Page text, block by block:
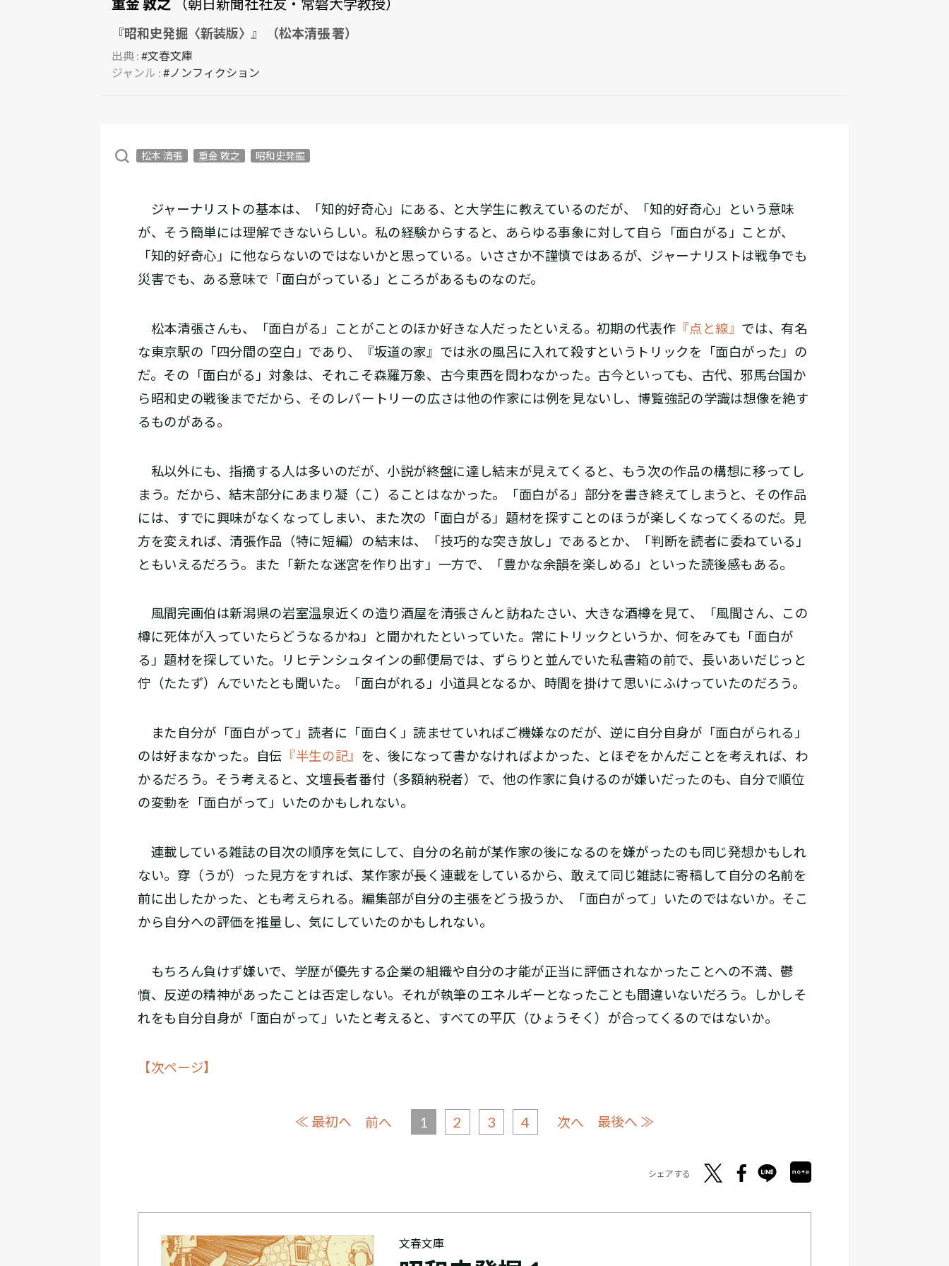
重金 敦之 （朝日新聞社社友・常磐大学教授）
『昭和史発掘〈新装版〉』 （松本清張 著）
出典 : #文春文庫
ジャンル : #ノンフィクション
松本 清張 重金 敦之 昭和史発掘
ジャーナリストの基本は、「知的好奇心」にある、と大学生に教えているのだが、「知的好奇心」という意味
が、そう簡単には理解できないらしい。私の経験からすると、あらゆる事象に対して自ら「面白がる」ことが、
「知的好奇心」に他ならないのではないかと思っている。いささか不謹慎ではあるが、ジャーナリストは戦争でも
災害でも、ある意味で「面白がっている」ところがあるものなのだ。
松本清張さんも、「面白がる」ことがことのほか好きな人だったといえる。初期の代表作 『点と線』 では、有名
な東京駅の「四分間の空白」であり、『坂道の家』では氷の風呂に入れて殺すというトリックを「面白がった」の
だ。その「面白がる」対象は、それこそ森羅万象、古今東西を問わなかった。古今といっても、古代、邪馬台国か
ら昭和史の戦後までだから、そのレパートリーの広さは他の作家には例を見ないし、博覧強記の学識は想像を絶す
るものがある。
私以外にも、指摘する人は多いのだが、小説が終盤に達し結末が見えてくると、もう次の作品の構想に移ってし
まう。だから、結末部分にあまり凝（こ）ることはなかった。「面白がる」部分を書き終えてしまうと、その作品
には、すでに興味がなくなってしまい、また次の「面白がる」題材を探すことのほうが楽しくなってくるのだ。見
方を変えれば、清張作品（特に短編）の結末は、「技巧的な突き放し」であるとか、「判断を読者に委ねている」
ともいえるだろう。また「新たな迷宮を作り出す」一方で、「豊かな余韻を楽しめる」といった読後感もある。
風間完画伯は新潟県の岩室温泉近くの造り酒屋を清張さんと訪ねたさい、大きな酒樽を見て、「風間さん、この
樽に死体が入っていたらどうなるかね」と聞かれたといっていた。常にトリックというか、何をみても「面白が
る」題材を探していた。リヒテンシュタインの郵便局では、ずらりと並んでいた私書箱の前で、長いあいだじっと
佇（たたず）んでいたとも聞いた。「面白がれる」小道具となるか、時間を掛けて思いにふけっていたのだろう。
また自分が「面白がって」読者に「面白く」読ませていればご機嫌なのだが、逆に自分自身が「面白がられる」
のは好まなかった。自伝 『半生の記』 を、後になって書かなければよかった、とほぞをかんだことを考えれば、わ
かるだろう。そう考えると、文壇長者番付（多額納税者）で、他の作家に負けるのが嫌いだったのも、自分で順位
の変動を「面白がって」いたのかもしれない。
連載している雑誌の目次の順序を気にして、自分の名前が某作家の後になるのを嫌がったのも同じ発想かもしれ
ない。穿（うが）った見方をすれば、某作家が長く連載をしているから、敢えて同じ雑誌に寄稿して自分の名前を
前に出したかった、とも考えられる。編集部が自分の主張をどう扱うか、「面白がって」いたのではないか。そこ
から自分への評価を推量し、気にしていたのかもしれない。
もちろん負けず嫌いで、学歴が優先する企業の組織や自分の才能が正当に評価されなかったことへの不満、鬱
憤、反逆の精神があったことは否定しない。それが執筆のエネルギーとなったことも間違いないだろう。しかしそ
れをも自分自身が「面白がって」いたと考えると、すべての平仄（ひょうそく）が合ってくるのではないか。
【次ページ】
≪ 最初へ 前へ 1 2 3 4 次へ 最後へ ≫
シェアする
文春文庫